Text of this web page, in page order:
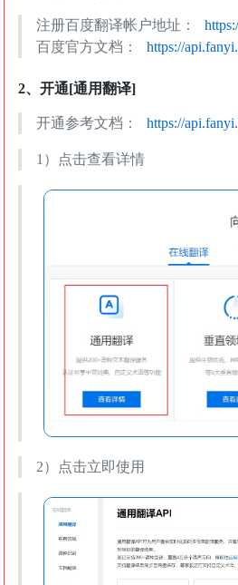
注册百度翻译帐户地址：
百度官方文档：
https://
2、开通[通用翻译]
开通参考文档： https://
1）点击查看详情
2）点击立即使用